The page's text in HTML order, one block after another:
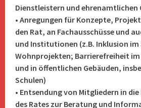
Dienstleistern und ehrenamtlichen
• Anregungen für Konzepte,
den Rat, an Fachausschüsse und
und Institutionen (z.B. Inklusion
Wohnprojekten; Barrierefreiheit
und in öffentlichen Gebäuden,
Schulen)
• Entsendung von Mitgliedern in die
des Rates zur Beratung und